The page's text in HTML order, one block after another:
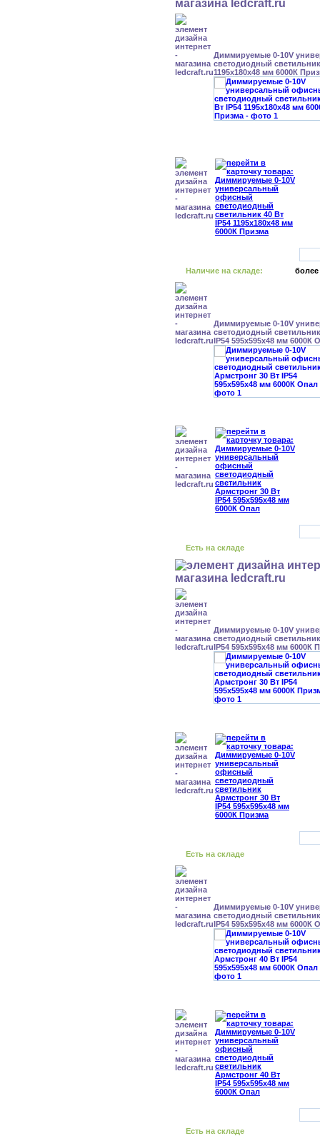
Диммируемые 0-10V
светодиодный
1195x180x48 мм 6000К
Наличие на складе: более
Диммируемые 0-10V
светодиодный
IP54 595x595x48 мм 6000К
Есть на складе
Диммируемые 0-10V
светодиодный
IP54 595x595x48 мм 6000К
Есть на складе
Диммируемые 0-10V
светодиодный
IP54 595x595x48 мм 6000К
Есть на складе